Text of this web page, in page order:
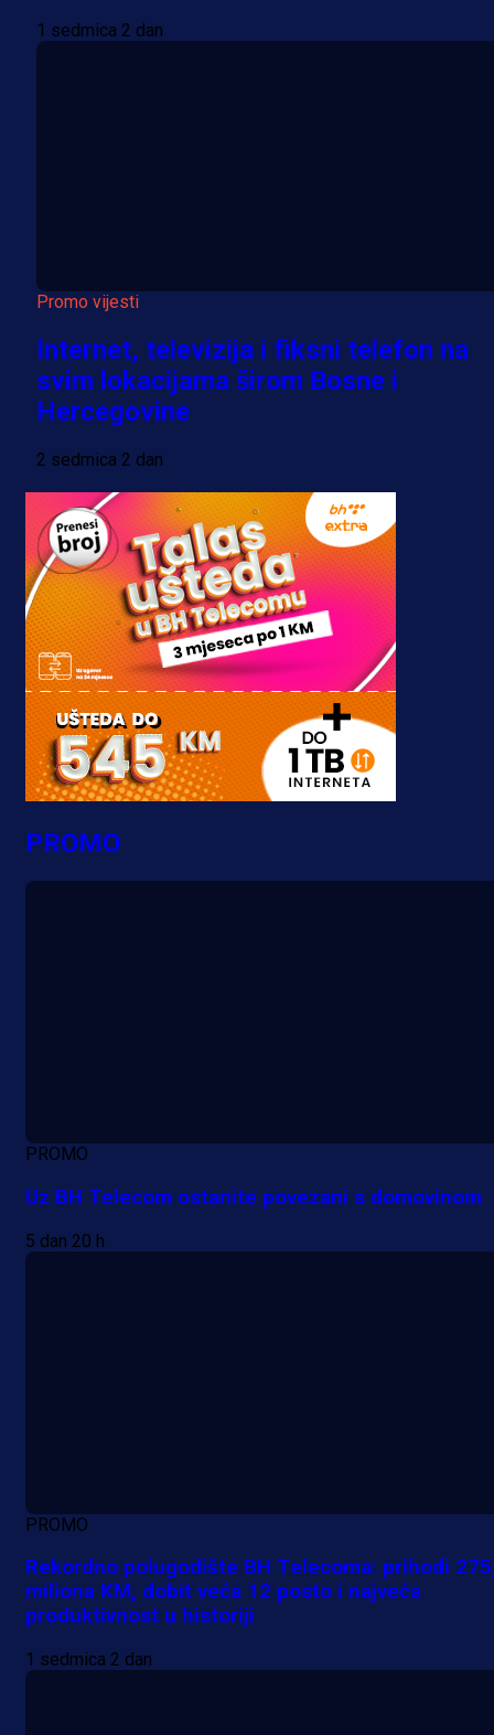
1 sedmica 2 dan
Promo vijesti
Internet, televizija i fiksni telefon na
svim lokacijama širom Bosne i
Hercegovine
2 sedmica 2 dan
PROMO
PROMO
Uz BH Telecom ostanite povezani s domovinom
5 dan 20 h
PROMO
Rekordno polugodište BH Telecoma: prihodi
miliona KM, dobit veća 12 posto i najveća
produktivnost u historiji
1 sedmica 2 dan